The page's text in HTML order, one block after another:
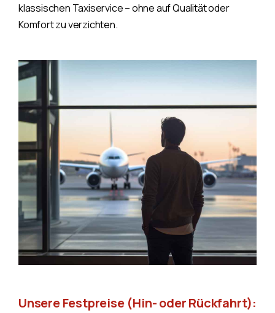
klassischen Taxiservice – ohne auf Qualität oder
Komfort zu verzichten.
Unsere Festpreise (Hin- oder Rückfahrt):